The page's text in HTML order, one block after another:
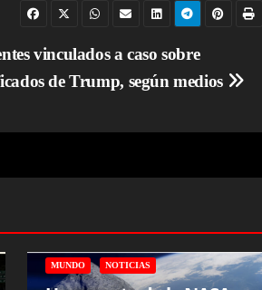
vinculados a caso sobre
de Trump, según medios
MUNDO NOTICIAS